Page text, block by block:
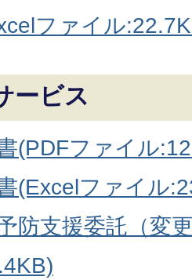
ファイル
ービス
(PDFファイル
(Excelファイル
防支援委託（変